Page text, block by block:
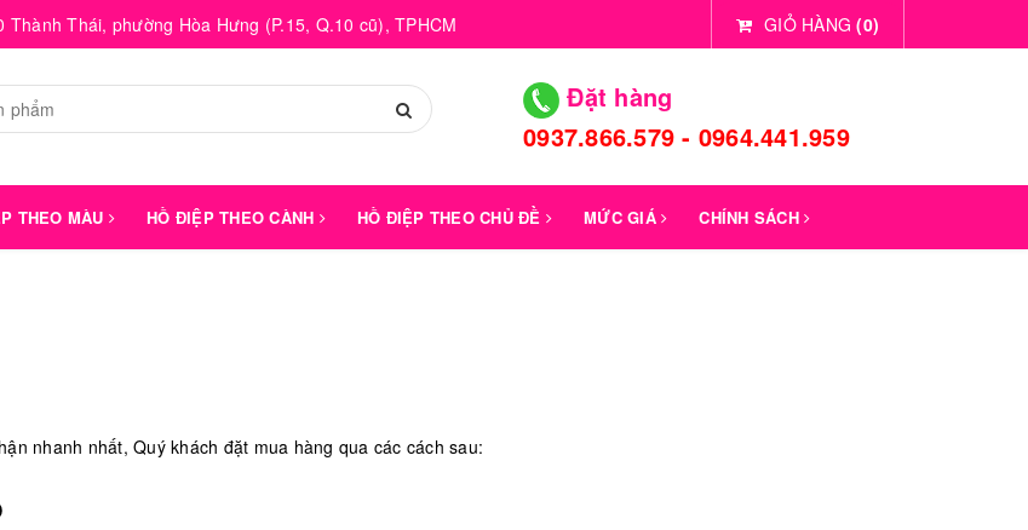
Thành Thái, phường Hòa Hưng (P.15, Q.10 cũ), TPHCM GIỎ HÀNG (0)
Đặt hàng
0937.866.579 - 0964.441.959
THEO MÀU HỒ ĐIỆP THEO CÀNH HỒ ĐIỆP THEO CHỦ ĐỀ MỨC GIÁ CHÍNH SÁCH
nhanh nhất, Quý khách đặt mua hàng qua các cách sau: